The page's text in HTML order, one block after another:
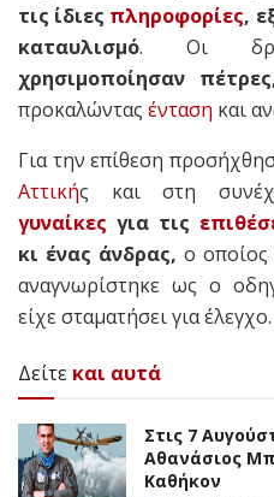
τις ίδιες πληροφορίες,
καταυλισμό. Οι
χρησιμοποίησαν
προκαλώντας ένταση και
Για την επίθεση
Αττικής και στη
γυναίκες για τις
κι ένας άνδρας, ο
αναγνωρίστηκε ως ο
είχε σταματήσει για έλεγχο.
Δείτε και αυτά
Στις 7
Αθανάσιος
Καθήκον